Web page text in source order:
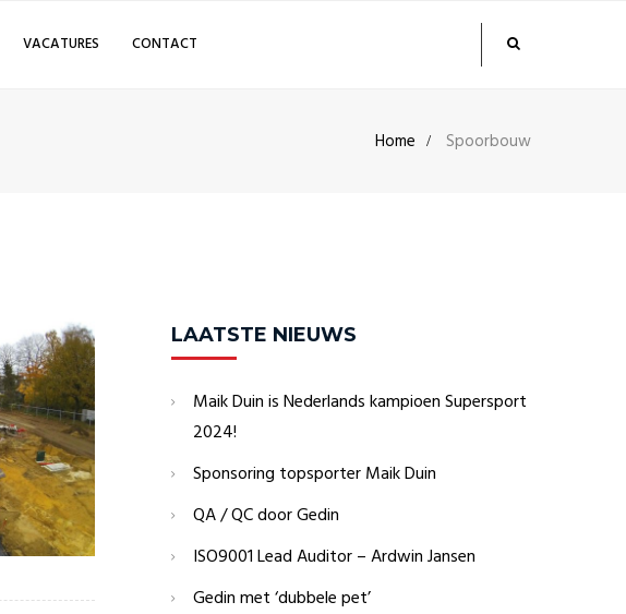
VACATURES CONTACT
Home Spoorbouw
LAATSTE NIEUWS
Maik Duin is Nederlands kampioen Supersport
2024!
Sponsoring topsporter Maik Duin
QA / QC door Gedin
ISO9001 Lead Auditor – Ardwin Jansen
Gedin met ‘dubbele pet’